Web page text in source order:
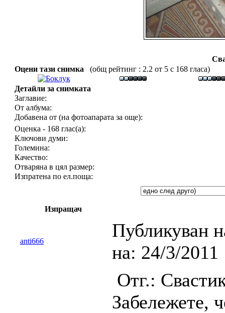
Оцени тази снимка
(общ рейтинг : 2.2 от 5 с 168 гласа)
Детайли за снимката
Заглавие:
От албума:
Добавена от (на фотоапарата за още):
Оценка - 168 глас(а):
Ключови думи:
Големина:
Качество:
Отваряна в цял размер:
Изпратена по ел.поща:
Изпращач
anti666
Публикуван
на: 24/3/2011
Отг.:
Забележете,